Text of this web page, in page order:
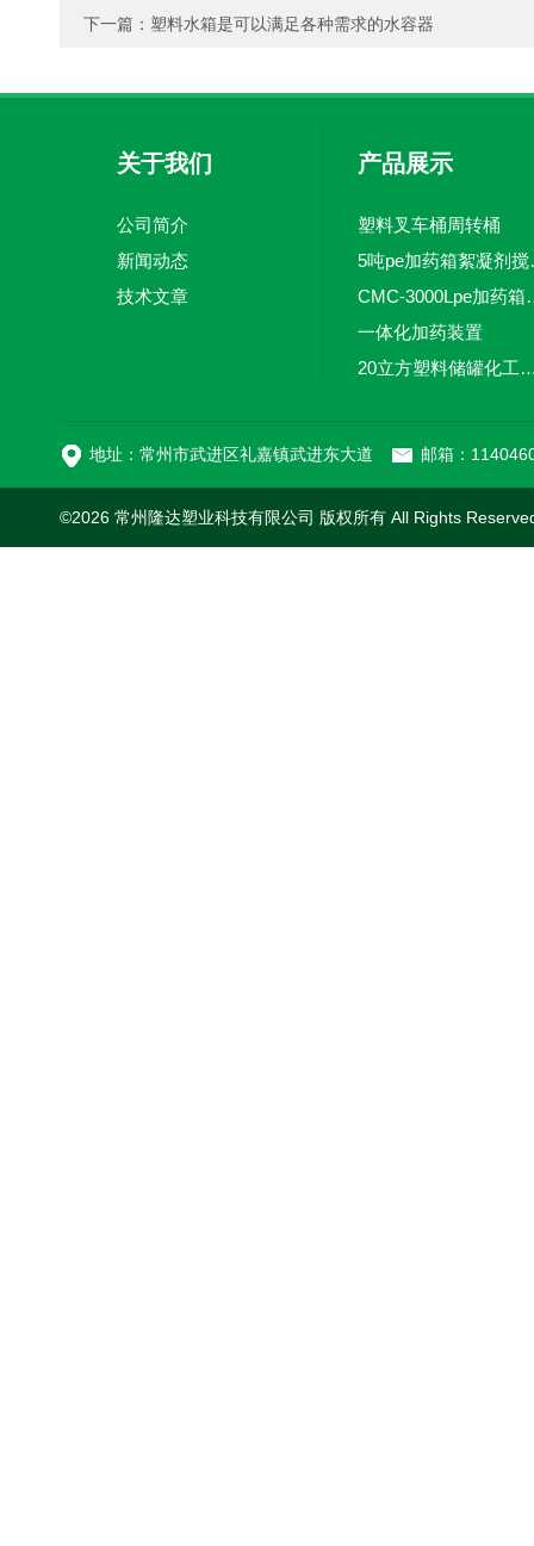
下一篇： 塑料水箱是可以满足各种需求的水容器
关于我们
公司简介
新闻动态
技术文章
产品展示
塑料叉车桶周转桶
5吨pe
CMC-
一体化加药装置
20立方塑料储罐化工储
地址：常州市武进区礼嘉镇武进东大道 邮箱：
©2026 常州隆达塑业科技有限公司 版权所有 All Rights